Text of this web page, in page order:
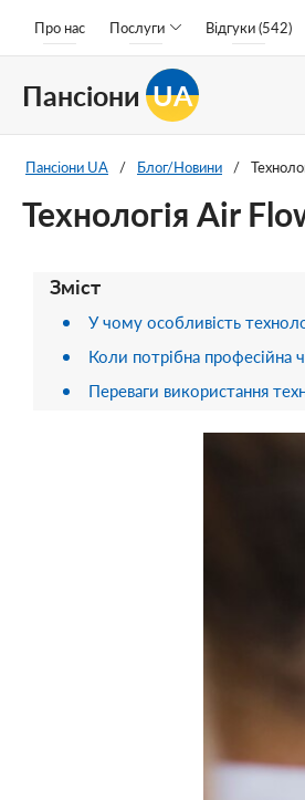
Про нас Послуги Відгуки (542)
Пансіони UA
Пансіони UA / Блог/Новини /
Технологія Air
Зміст
У чому особливість
Коли потрібна професійна
Переваги використання